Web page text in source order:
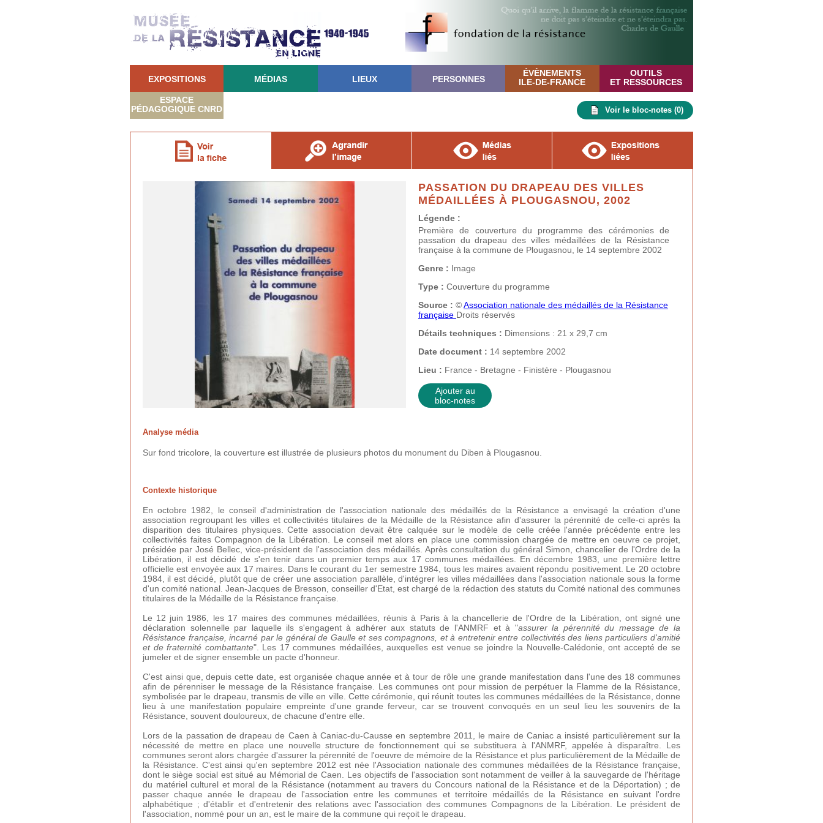
EXPOSITIONS MÉDIAS LIEUX PERSONNES
ÉVÈNEMENTS
ILE-DE-FRANCE
OUTILS
ET RESSOURCES
ESPACE
PÉDAGOGIQUE CNRD Voir le bloc-notes (0)
PASSATION DU DRAPEAU DES VILLES
MÉDAILLÉES À PLOUGASNOU, 2002
Légende :
Première de couverture du programme des cérémonies de
passation du drapeau des villes médaillées de la Résistance
française à la commune de Plougasnou, le 14 septembre 2002
Genre : Image
Type : Couverture du programme
Source : ©Association nationale des médaillés de la Résistance
française Droits réservés
Détails techniques : Dimensions : 21 x 29,7 cm
Date document : 14 septembre 2002
Lieu : France - Bretagne - Finistère - Plougasnou
Ajouter au
bloc-notes
Analyse média
Sur fond tricolore, la couverture est illustrée de plusieurs photos du monument du Diben à Plougasnou.
Contexte historique
En octobre 1982, le conseil d'administration de l'association nationale des médaillés de la Résistance a envisagé la création d'une
association regroupant les villes et collectivités titulaires de la Médaille de la Résistance afin d'assurer la pérennité de celle-ci après la
disparition des titulaires physiques. Cette association devait être calquée sur le modèle de celle créée l'année précédente entre les
collectivités faites Compagnon de la Libération. Le conseil met alors en place une commission chargée de mettre en oeuvre ce projet,
présidée par José Bellec, vice-président de l'association des médaillés. Après consultation du général Simon, chancelier de l'Ordre de la
Libération, il est décidé de s'en tenir dans un premier temps aux 17 communes médaillées. En décembre 1983, une première lettre
officielle est envoyée aux 17 maires. Dans le courant du 1er semestre 1984, tous les maires avaient répondu positivement. Le 20 octobre
1984, il est décidé, plutôt que de créer une association parallèle, d'intégrer les villes médaillées dans l'association nationale sous la forme
d'un comité national. Jean-Jacques de Bresson, conseiller d'Etat, est chargé de la rédaction des statuts du Comité national des communes
titulaires de la Médaille de la Résistance française.
Le 12 juin 1986, les 17 maires des communes médaillées, réunis à Paris à la chancellerie de l'Ordre de la Libération, ont signé une
déclaration solennelle par laquelle ils s'engagent à adhérer aux statuts de l'ANMRF et à "assurer la pérennité du message de la
Résistance française, incarné par le général de Gaulle et ses compagnons, et à entretenir entre collectivités des liens particuliers d'amitié
et de fraternité combattante". Les 17 communes médaillées, auxquelles est venue se joindre la Nouvelle-Calédonie, ont accepté de se
jumeler et de signer ensemble un pacte d'honneur.
C'est ainsi que, depuis cette date, est organisée chaque année et à tour de rôle une grande manifestation dans l'une des 18 communes
afin de pérenniser le message de la Résistance française. Les communes ont pour mission de perpétuer la Flamme de la Résistance,
symbolisée par le drapeau, transmis de ville en ville. Cette cérémonie, qui réunit toutes les communes médaillées de la Résistance, donne
lieu à une manifestation populaire empreinte d'une grande ferveur, car se trouvent convoqués en un seul lieu les souvenirs de la
Résistance, souvent douloureux, de chacune d'entre elle.
Lors de la passation de drapeau de Caen à Caniac-du-Causse en septembre 2011, le maire de Caniac a insisté particulièrement sur la
nécessité de mettre en place une nouvelle structure de fonctionnement qui se substituera à l'ANMRF, appelée à disparaître. Les
communes seront alors chargée d'assurer la pérennité de l'oeuvre de mémoire de la Résistance et plus particulièrement de la Médaille de
la Résistance. C'est ainsi qu'en septembre 2012 est née l'Association nationale des communes médaillées de la Résistance française,
dont le siège social est situé au Mémorial de Caen. Les objectifs de l'association sont notamment de veiller à la sauvegarde de l'héritage
du matériel culturel et moral de la Résistance (notamment au travers du Concours national de la Résistance et de la Déportation) ; de
passer chaque année le drapeau de l'association entre les communes et territoire médaillés de la Résistance en suivant l'ordre
alphabétique ; d'établir et d'entretenir des relations avec l'association des communes Compagnons de la Libération. Le président de
l'association, nommé pour un an, est le maire de la commune qui reçoit le drapeau.